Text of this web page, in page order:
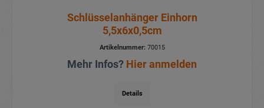
Schlüsselanhänger Einhorn
5,5x6x0,5cm
Artikelnummer:70015
Mehr Infos? Hier anmelden
Details